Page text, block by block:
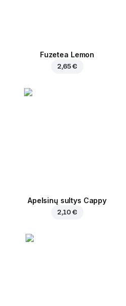
Fuzetea Lemon
2,65 €
Apelsinų sultys Cappy
2,10 €